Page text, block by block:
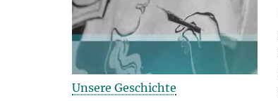
Unsere Geschichte